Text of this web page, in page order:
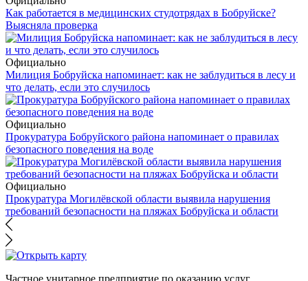
Как работается в медицинских студотрядах в Бобруйске?
Выясняла проверка
Официально
Милиция Бобруйска напоминает: как не заблудиться в лесу и
что делать, если это случилось
Официально
Прокуратура Бобруйского района напоминает о правилах
безопасного поведения на воде
Официально
Прокуратура Могилёвской области выявила нарушения
требований безопасности на пляжах Бобруйска и области
Частное унитарное предприятие по оказанию услуг